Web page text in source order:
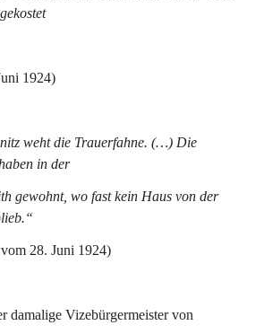
1924)
weht die Trauerfahne. (…) Die
in der
gewohnt, wo fast kein Haus von der
28. Juni 1924)
damalige Vizebürgermeister von